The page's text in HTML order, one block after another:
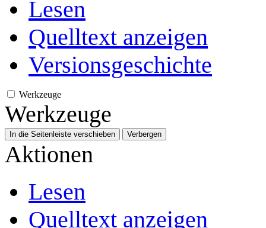
Lesen
Quelltext anzeigen
Versionsgeschichte
Werkzeuge
Werkzeuge
In die Seitenleiste verschieben Verbergen
Aktionen
Lesen
Quelltext anzeigen